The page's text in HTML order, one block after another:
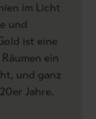
im Licht
und
ist eine
ein
und ganz
Jahre.